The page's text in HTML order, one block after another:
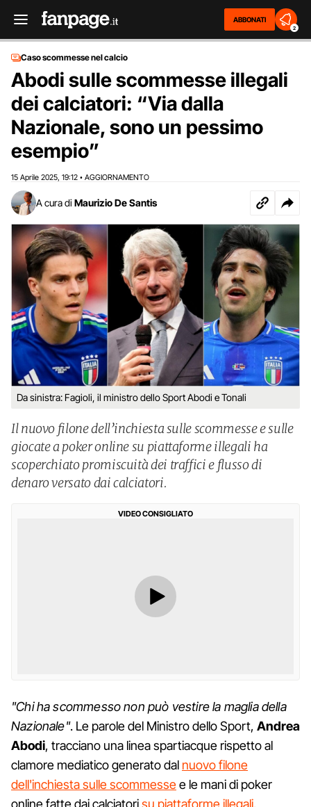
ABBONATI
2
Caso scommesse nel calcio
Abodi sulle scommesse illegali
dei calciatori: “Via dalla
Nazionale, sono un pessimo
esempio”
15 Aprile 2025 19:12 • AGGIORNAMENTO
A cura di Maurizio De Santis
Da sinistra: Fagioli, il ministro dello Sport Abodi e Tonali
Il nuovo filone dell’inchiesta sulle scommesse e sulle
giocate a poker online su piattaforme illegali ha
scoperchiato promiscuità dei traffici e flusso di
denaro versato dai calciatori.
VIDEO CONSIGLIATO
"Chi ha scommesso non può vestire la maglia della
Nazionale". Le parole del Ministro dello Sport, Andrea
Abodi, tracciano una linea spartiacque rispetto al
clamore mediatico generato dal nuovo filone
dell'inchiesta sulle scommessee le mani di poker
online fatte dai calciatorisu piattaforme illegali.